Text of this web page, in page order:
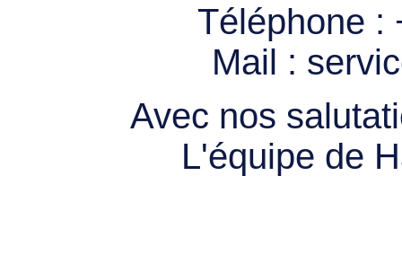
Téléphone :
Mail :
Avec nos
L'équipe de